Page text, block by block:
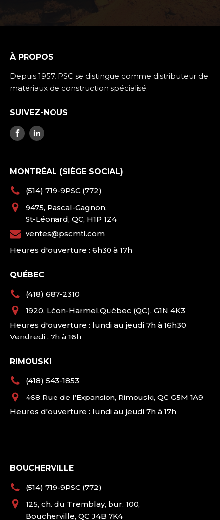
À PROPOS
Depuis 1957, PSC se distingue comme distributeur de
matériaux de construction spécialisé.
SUIVEZ-NOUS
MONTRÉAL (SIÈGE SOCIAL)
(514) 719-9PSC (772)
9475, Pascal-Gagnon,
St-Léonard, QC, H1P 1Z4
ventes@pscmtl.com
Heures d'ouverture : 6h30 à 17h
QUÉBEC
(418) 687-2310
1920, Léon-Harmel,Québec (QC), G1N 4K3
Heures d'ouverture : lundi au jeudi 7h à 16h30
Vendredi : 7h à 16h
RIMOUSKI
(418) 543-1853
468 Rue de l’Expansion, Rimouski, QC G5M 1A9
Heures d'ouverture : lundi au jeudi 7h à 17h
BOUCHERVILLE
(514) 719-9PSC (772)
125, ch. du Tremblay, bur. 100,
Boucherville, QC J4B 7K4